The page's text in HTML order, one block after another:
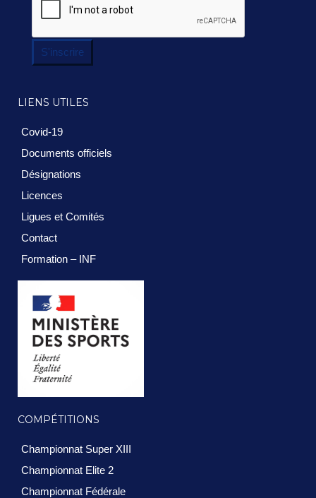
S'inscrire
LIENS UTILES
Covid-19
Documents officiels
Désignations
Licences
Ligues et Comités
Contact
Formation – INF
COMPÉTITIONS
Championnat Super XIII
Championnat Elite 2
Championnat Fédérale